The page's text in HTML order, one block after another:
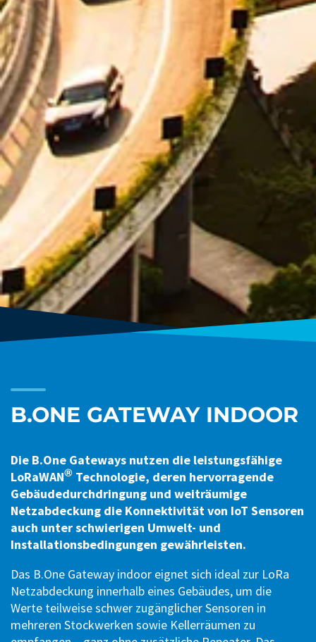
B.ONE GATEWAY INDOOR
Die B.One Gateways nutzen die leistungsfähige
LoRaWAN® Technologie, deren hervorragende
Gebäudedurchdringung und weiträumige
Netzabdeckung die Konnektivität von IoT Sensoren
auch unter schwierigen Umwelt- und
Installationsbedingungen gewährleisten.
Das B.One Gateway indoor eignet sich ideal zur LoRa
Netzabdeckung innerhalb eines Gebäudes, um die
Werte teilweise schwer zugänglicher Sensoren in
mehreren Stockwerken sowie Kellerräumen zu